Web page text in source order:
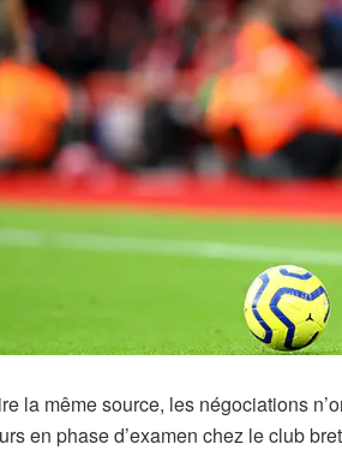
la même source, les négociations
en phase d’examen chez le club